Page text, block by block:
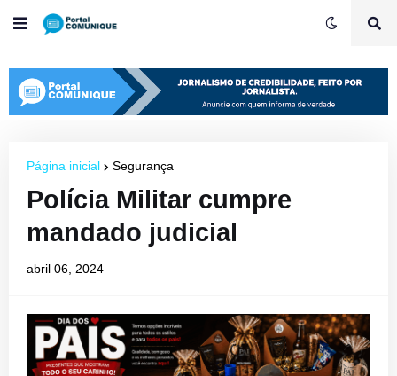
Página inicial Segurança
Polícia Militar cumpre
mandado judicial
abril 06, 2024